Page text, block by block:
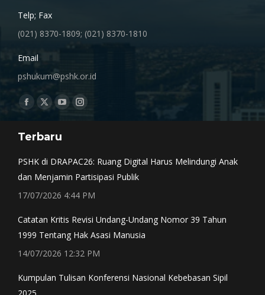
Telp; Fax
(021) 8370-1809; (021) 8370-1810
Email
pshukum@pshk.or.id
Find us on:
Facebook
opens
window
X
opens
window
YouTube
opens
Instagram
window
Terbaru
PSHK di DRAPAC26: Ruang Digital Harus Melindungi Anak
dan Menjamin Partisipasi Publik
17/07/2026 4:44 PM
Catatan Kritis Revisi Undang-Undang Nomor 39 Tahun
1999 Tentang Hak Asasi Manusia
14/07/2026 12:32 PM
Kumpulan Tulisan Konferensi Nasional Kebebasan Sipil
2025